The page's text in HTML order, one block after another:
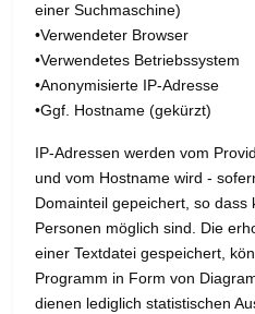
einer Suchmaschine)
•Verwendeter Browser
•Verwendetes Betriebssystem
•Anonymisierte IP-Adresse
•Ggf. Hostname (gekürzt)
IP-Adressen werden vom
und vom Hostname wird -
Domainteil gepeichert, so dass
Personen möglich sind. Die
einer Textdatei gespeichert,
Programm in Form von
dienen lediglich statistischen